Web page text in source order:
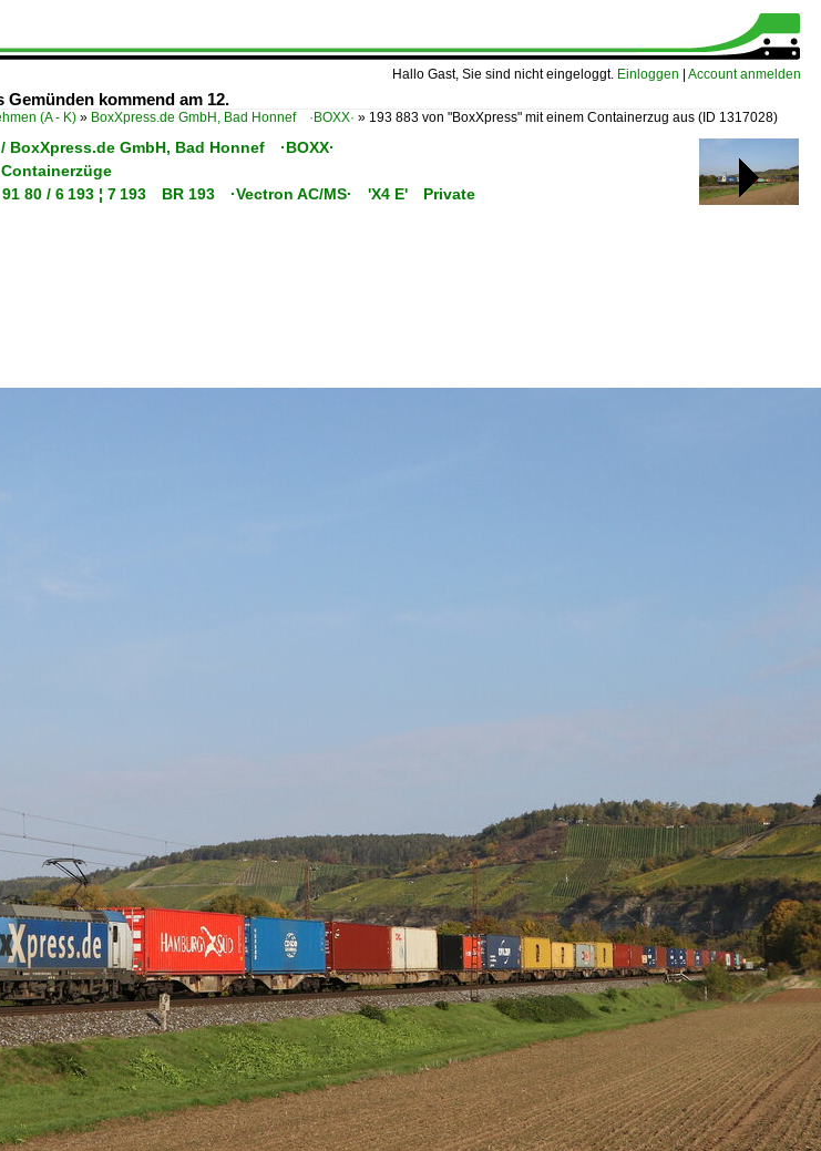
Hallo Gast, Sie sind nicht eingeloggt. Einloggen Account anmelden
kommend am 12.
(A - K) » BoxXpress.de GmbH, Bad Honnef ·BOXX· » 193 883 von "BoxXpress" mit einem Containerzug aus (ID 1317028)
GmbH, Bad Honnef ·BOXX·
80 / 6 193 ¦ 7 193 BR 193 ·Vectron AC/MS· 'X4 E' Private